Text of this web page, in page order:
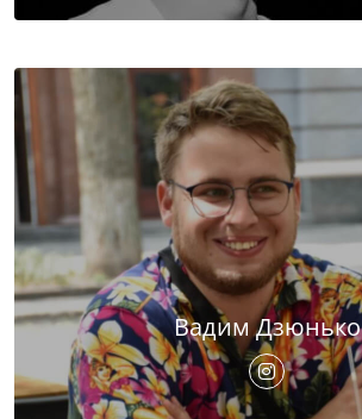
Вадим Дзюнько